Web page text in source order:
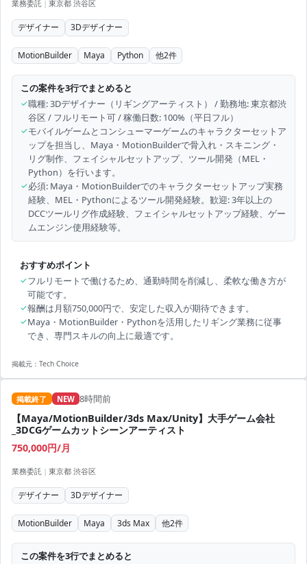
業務委託 | 東京都 渋谷区
デザイナー 3Dデザイナー
MotionBuilder Maya Python 他2件
この案件を3行でまとめると
✓職種: 3Dデザイナー（リギングアーティスト） / 勤務地: 東京都渋
谷区 / フルリモート可 / 稼働日数: 100%（平日フル）
✓モバイルゲームとコンシューマーゲームのキャラクターセットア
ップを担当し、Maya・MotionBuilderで骨入れ・スキニング・
リグ制作、フェイシャルセットアップ、ツール開発（MEL・
Python）を行います。
✓必須: Maya・MotionBuilderでのキャラクターセットアップ実務
経験、MEL・Pythonによるツール開発経験。歓迎: 3年以上の
DCCツールリグ作成経験、フェイシャルセットアップ経験、ゲー
ムエンジン使用経験等。
おすすめポイント
✓フルリモートで働けるため、通勤時間を削減し、柔軟な働き方が
可能です。
✓報酬は月額750,000円で、安定した収入が期待できます。
✓Maya・MotionBuilder・Pythonを活用したリギング業務に従事
でき、専門スキルの向上に最適です。
掲載元： Tech Choice
掲載終了 NEW 8時間前
【Maya/MotionBuilder/3ds Max/Unity】大手ゲーム会社
_3DCGゲームカットシーンアーティスト
750,000円/月
業務委託 | 東京都 渋谷区
デザイナー 3Dデザイナー
MotionBuilder Maya 3ds Max 他2件
この案件を3行でまとめると